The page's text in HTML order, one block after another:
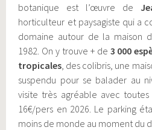
botanique est l’œuvre de
horticulteur et paysagiste qui a
domaine autour de la maison
1982. On y trouve + de 3 000
tropicales , des colibris, une
suspendu pour se balader au
visite très agréable avec
16€/pers en 2026. Le parking
moins de monde au moment du